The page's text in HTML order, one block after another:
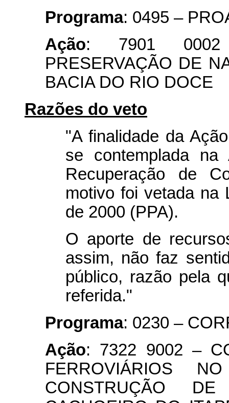
Programa: 0495 –
Ação: 7901 0002
PRESERVAÇÃO DE
BACIA DO RIO DOCE
Razões do veto
"A finalidade da
se contemplada
Recuperação de
motivo foi vetada na
de 2000 (PPA).
O aporte de
assim, não faz
público, razão pela
referida."
Programa: 0230 –
Ação: 7322 9002 –
FERROVIÁRIOS
CONSTRUÇÃO